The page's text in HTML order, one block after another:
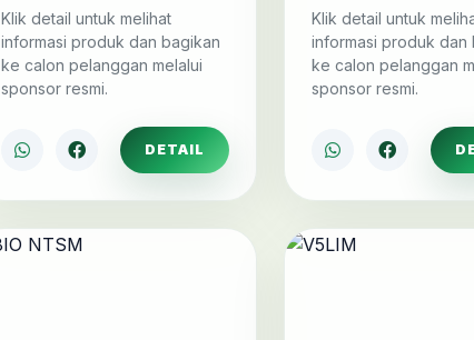
Klik detail untuk melihat
informasi produk dan bagikan
ke calon pelanggan melalui
sponsor resmi.
DETAIL
Klik detail untuk
informasi produk dan
ke calon pelanggan
sponsor resmi.